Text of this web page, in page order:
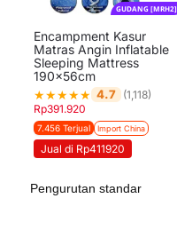
GUDANG [MRH2]
Encampment Kasur
Matras Angin Inflatable
Sleeping Mattress
190x56cm
★★★★★ 4.7
(1,118)
Rp391.920
7.456 Terjual Import China
Jual di Rp411920